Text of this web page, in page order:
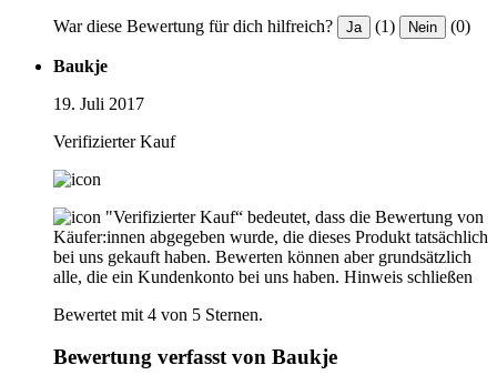
War diese Bewertung für dich hilfreich? Ja (1) Nein (0)
Baukje
19. Juli 2017
Verifizierter Kauf
"Verifizierter Kauf“ bedeutet, dass die Bewertung von
Käufer:innen abgegeben wurde, die dieses Produkt tatsächlich
bei uns gekauft haben. Bewerten können aber grundsätzlich
alle, die ein Kundenkonto bei uns haben. Hinweis schließen
Bewertet mit 4 von 5 Sternen.
Bewertung verfasst von Baukje